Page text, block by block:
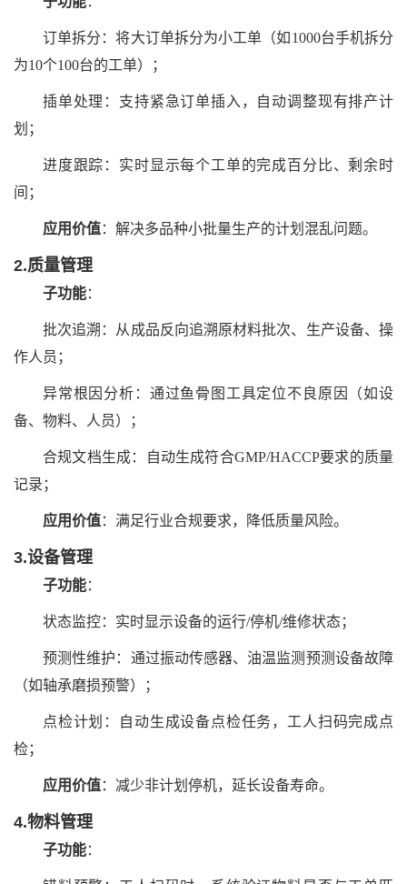
订单拆分：将大订单拆分为小工单（如1000台手机拆分
为10个100台的工单）；
插单处理：支持紧急订单插入，自动调整现有排产计
划；
进度跟踪：实时显示每个工单的完成百分比、剩余时
间；
应用价值：解决多品种小批量生产的计划混乱问题。
2.质量管理
子功能：
批次追溯：从成品反向追溯原材料批次、生产设备、操
作人员；
异常根因分析：通过鱼骨图工具定位不良原因（如设
备、物料、人员）；
合规文档生成：自动生成符合GMP/HACCP要求的质量
记录；
应用价值：满足行业合规要求，降低质量风险。
3.设备管理
子功能：
状态监控：实时显示设备的运行/停机/维修状态；
预测性维护：通过振动传感器、油温监测预测设备故障
（如轴承磨损预警）；
点检计划：自动生成设备点检任务，工人扫码完成点
检；
应用价值：减少非计划停机，延长设备寿命。
4.物料管理
子功能：